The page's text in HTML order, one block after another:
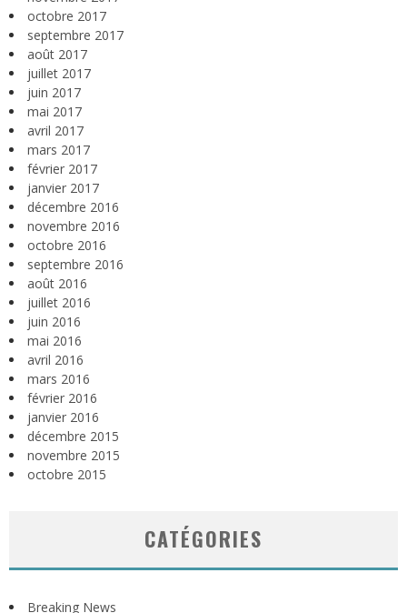
octobre 2017
septembre 2017
août 2017
juillet 2017
juin 2017
mai 2017
avril 2017
mars 2017
février 2017
janvier 2017
décembre 2016
novembre 2016
octobre 2016
septembre 2016
août 2016
juillet 2016
juin 2016
mai 2016
avril 2016
mars 2016
février 2016
janvier 2016
décembre 2015
novembre 2015
octobre 2015
CATÉGORIES
Breaking News